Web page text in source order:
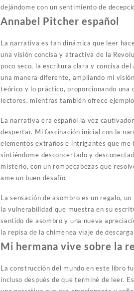
dejándome con un sentimiento de
Annabel Pitcher español
La narrativa es tan dinámica que leer
una visión concisa y atractiva de la
poco seco, la escritura clara y concisa
una manera diferente, ampliando mi
teórico y lo práctico, proporcionando una
lectores, mientras también ofrece
La narrativa era español la vez
despertar. Mi fascinación inicial con la
elementos extraños e intrigantes que
sintiéndome desconcertado y
misterio, con un rompecabezas que
ame un buen desafío.
La sensación de asombro es un regalo,
la vulnerabilidad que muestra en su
sentido de asombro y una nueva
la repisa de la chimenea viaje de
Mi hermana vive sobre la
La construcción del mundo en este libro
incluso después de que terminé de leer.